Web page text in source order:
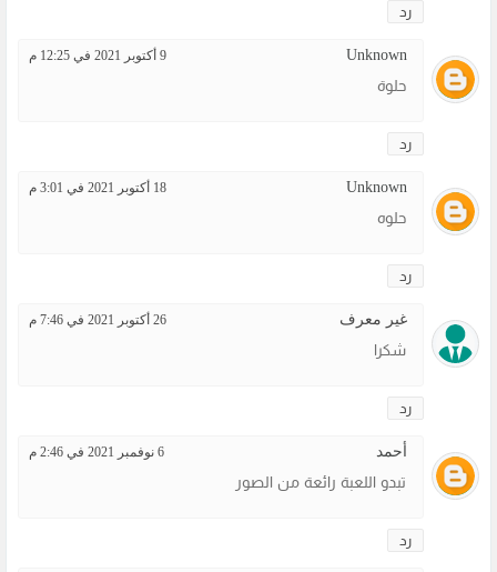
رد
Unknown 9 أكتوبر 2021 في 12:25 م
حلوة
رد
Unknown 18 أكتوبر 2021 في 3:01 م
حلوه
رد
غير معرف 26 أكتوبر 2021 في 7:46 م
شكرا
رد
أحمد 6 نوفمبر 2021 في 2:46 م
تبدو اللعبة رائعة من الصور
رد